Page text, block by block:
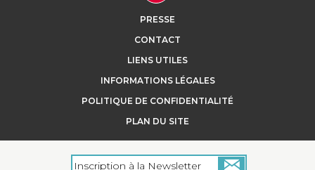
PRESSE
CONTACT
LIENS UTILES
INFORMATIONS LÉGALES
POLITIQUE DE CONFIDENTIALITÉ
PLAN DU SITE